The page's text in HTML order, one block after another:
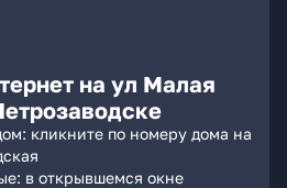
на ул Малая
кликните по номеру дома на
в открывшемся окне